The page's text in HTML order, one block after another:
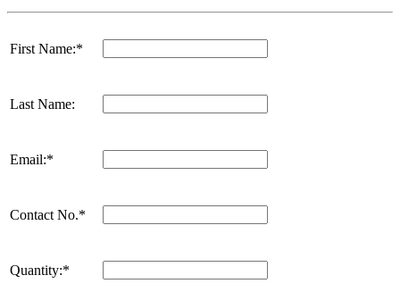
First Name:*
Last Name:
Email:*
Contact No.*
Quantity:*